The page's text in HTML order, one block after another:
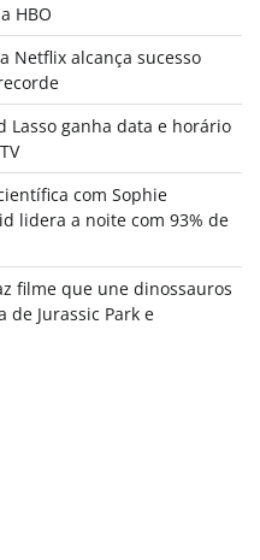
HBO
Netflix alcança sucesso
Lasso ganha data e horário
com Sophie
lidera a noite com 93% de
filme que une dinossauros
de Jurassic Park e